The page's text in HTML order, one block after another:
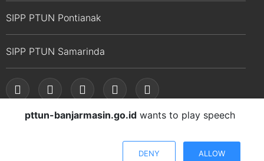
SIPP PTUN Pontianak
SIPP PTUN Samarinda
Negara Banjarmasin
pttun-banjarmasin.go.idwants to play speech
DENY ALLOW